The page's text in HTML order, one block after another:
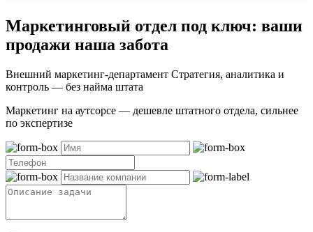
Маркетинговый отдел под ключ: ваши
продажи наша забота
Внешний маркетинг-департамент Стратегия, аналитика и
контроль — без найма штата
Маркетинг на аутсорсе — дешевле штатного отдела, сильнее
по экспертизе